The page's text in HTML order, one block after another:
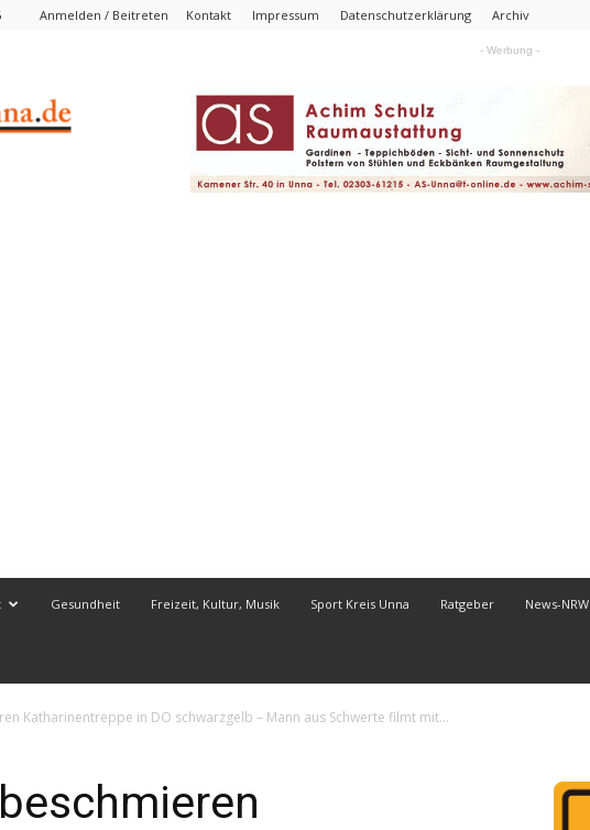
Anmelden / Beitreten Kontakt Impressum Datenschutzerklärung Archiv
- Werbung -
Gesundheit Freizeit, Kultur, Musik Sport Kreis Unna Ratgeber News-NRW
Katharinentreppe in DO schwarzgelb – Mann aus Schwerte filmt mit...